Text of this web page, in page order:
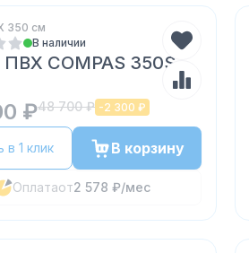
350 см
В наличии
COMPAS 350S
₽48 700 ₽ -2 300 ₽
в 1 клик В корзину
Оплатаот2 578 ₽/мес